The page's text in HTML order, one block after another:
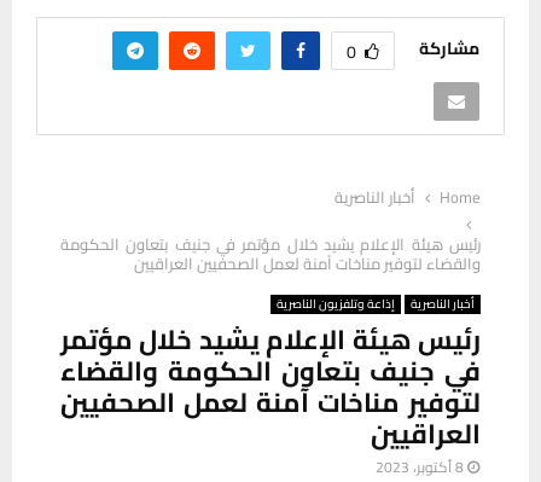
مشاركة 0
Home
أخبار الناصرية
رئيس هيئة الإعلام يشيد خلال مؤتمر في جنيف بتعاون الحكومة
والقضاء لتوفير مناخات آمنة لعمل الصحفيين العراقيين
أخبار الناصرية إذاعة وتلفزيون الناصرية
رئيس هيئة الإعلام يشيد خلال مؤتمر
في جنيف بتعاون الحكومة والقضاء
لتوفير مناخات آمنة لعمل الصحفيين
العراقيين
8 أكتوبر، 2023